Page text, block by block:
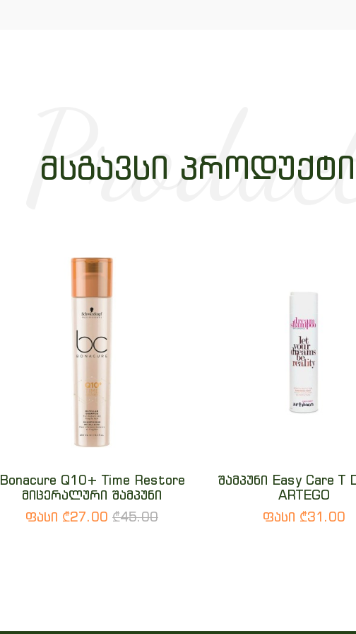
ᲛᲡᲒᲐᲕᲡᲘ ᲞᲠᲝᲓᲣᲥᲢᲘ
Bonacure Q10+ Time Restore
მიცერალური შამპუნი
ფასი ₾27.00 ₾45.00
შამპუნი Easy Care T
ARTEGO
ფასი ₾31.00